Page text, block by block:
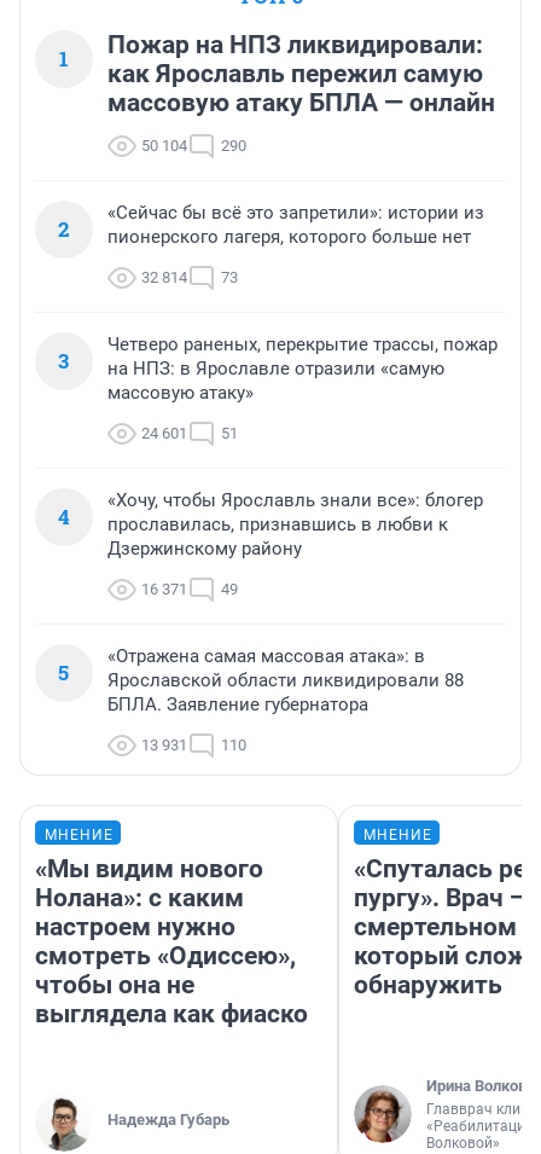
1
Пожар на НПЗ ликвидировали:
как Ярославль пережил самую
массовую атаку БПЛА — онлайн
50 104 290
2
«Сейчас бы всё это запретили»: истории из
пионерского лагеря, которого больше нет
32 814 73
3
Четверо раненых, перекрытие трассы, пожар
на НПЗ: в Ярославле отразили «самую
массовую атаку»
24 601 51
4
«Хочу, чтобы Ярославль знали все»: блогер
прославилась, признавшись в любви к
Дзержинскому району
16 371 49
5
«Отражена самая массовая атака»: в
Ярославской области ликвидировали 88
БПЛА. Заявление губернатора
13 931 110
МНЕНИЕ
«Мы видим нового
Нолана»: с каким
настроем нужно
смотреть «Одиссею»,
чтобы она не
выглядела как фиаско
Надежда Губарь
МНЕНИЕ
«Спуталась
пургу». Врач —
смертельном
который
обнаружить
Ирина Волкова
Главврач
«Реабилитация
Волковой»